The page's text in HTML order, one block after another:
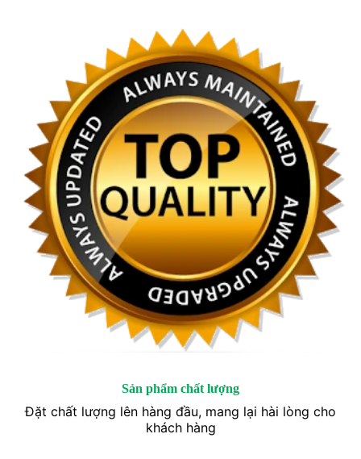
Sản phẩm chất lượng
Đặt chất lượng lên hàng đầu, mang lại hài lòng cho
khách hàng